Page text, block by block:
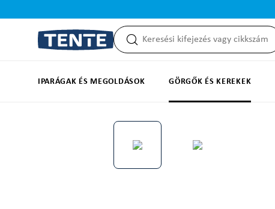
IPARÁGAK ÉS MEGOLDÁSOK GÖRGŐK ÉS KEREKEK